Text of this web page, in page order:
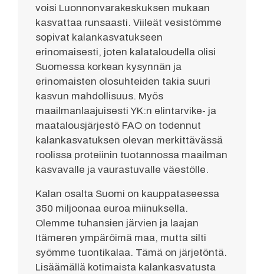
voisi Luonnonvarakeskuksen mukaan
kasvattaa runsaasti. Viileät vesistömme
sopivat kalankasvatukseen
erinomaisesti, joten kalataloudella olisi
Suomessa korkean kysynnän ja
erinomaisten olosuhteiden takia suuri
kasvun mahdollisuus. Myös
maailmanlaajuisesti YK:n elintarvike- ja
maatalousjärjestö FAO on todennut
kalankasvatuksen olevan merkittävässä
roolissa proteiinin tuotannossa maailman
kasvavalle ja vaurastuvalle väestölle.
Kalan osalta Suomi on kauppataseessa
350 miljoonaa euroa miinuksella.
Olemme tuhansien järvien ja laajan
Itämeren ympäröimä maa, mutta silti
syömme tuontikalaa. Tämä on järjetöntä.
Lisäämällä kotimaista kalankasvatusta